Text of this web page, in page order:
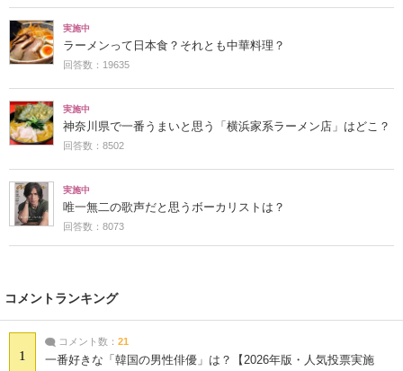
実施中
ラーメンって日本食？それとも中華料理？
回答数：19635
実施中
神奈川県で一番うまいと思う「横浜家系ラーメン店」はどこ？
回答数：8502
実施中
唯一無二の歌声だと思うボーカリストは？
回答数：8073
コメントランキング
1
コメント数： 21
一番好きな「韓国の男性俳優」は？【2026年版・人気投票実施